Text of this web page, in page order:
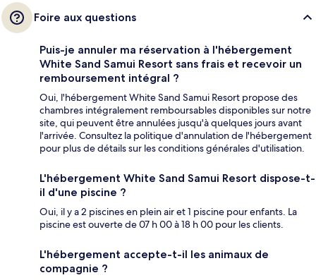
Foire aux questions
Puis-je annuler ma réservation à l'hébergement
White Sand Samui Resort sans frais et recevoir un
remboursement intégral ?
Oui, l'hébergement White Sand Samui Resort propose des
chambres intégralement remboursables disponibles sur notre
site, qui peuvent être annulées jusqu'à quelques jours avant
l'arrivée. Consultez la politique d'annulation de l'hébergement
pour plus de détails sur les conditions générales d'utilisation.
L'hébergement White Sand Samui Resort dispose-t-
il d'une piscine ?
Oui, il y a 2 piscines en plein air et 1 piscine pour enfants. La
piscine est ouverte de 07 h 00 à 18 h 00 pour les clients.
L'hébergement accepte-t-il les animaux de
compagnie ?